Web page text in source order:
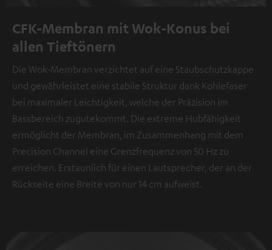
CFK-Membran mit Wok-Konus bei
allen Tieftönern
Die Wok-Membran verzichtet auf eine Staubschutzkappe
und gewährleistet eine stabile Struktur dank Kohlefaser
bei maximaler Leichtigkeit, welche der Präzision im
Bassbereich zugutekommt. Die extreme Hubfähigkeit
ermöglicht der Membran, im Zusammenhang mit dem
Precision Channel eine Grenzfrequenz von 50 Hz zu
erreichen. Erstaunlich für einen Lautsprecher, der an der
Rückseite eine Breite von nur 14 cm aufweist.